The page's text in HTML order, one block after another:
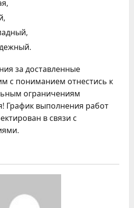
за доставленные
с пониманием отнестись к
ограничениям
График выполнения работ
в связи с